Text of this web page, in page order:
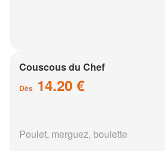
Couscous du Chef
Dès 14.20 €
Poulet, merguez, boulette